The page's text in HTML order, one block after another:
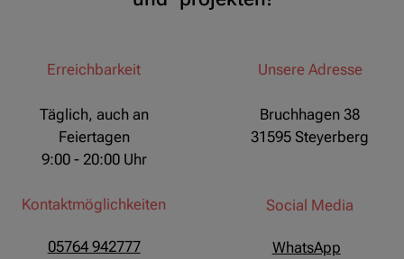
Erreichbarkeit
Täglich, auch an
Feiertagen
9:00 - 20:00 Uhr
Kontaktmöglichkeiten
05764 942777
Unsere Adresse
Bruchhagen 38
31595 Steyerberg
Social Media
WhatsApp